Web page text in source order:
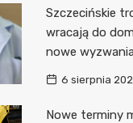
Szczecińskie
wracają do
nowe
6 sierpnia
Nowe terminy